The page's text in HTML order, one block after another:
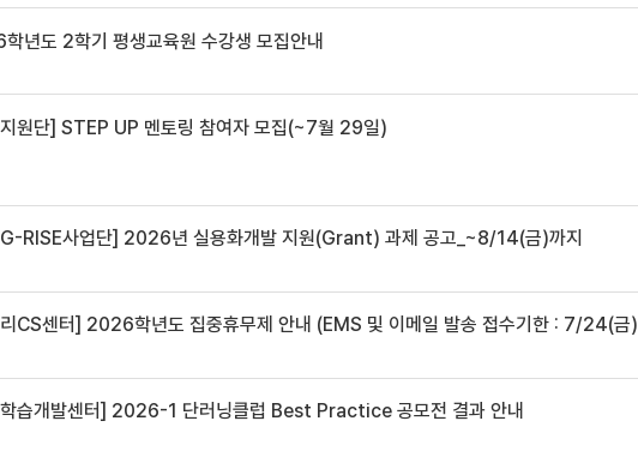
년도 2학기 평생교육원 수강생 모집안내
원단] STEP UP 멘토링 참여자 모집(~7월 29일)
G-RISE사업단] 2026년 실용화개발 지원(Grant) 과제 공고_~8/14(금)까지
CS센터] 2026학년도 집중휴무제 안내 (EMS 및 이메일 발송 접수기한 : 7/24(금) 오후 12시까지)
습개발센터] 2026-1 단러닝클럽 Best Practice 공모전 결과 안내